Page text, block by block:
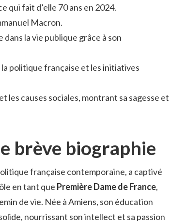
qui fait d’elle 70 ans en 2024.
Macron.
la vie publique grâce à son
la politique française et les initiatives
les causes sociales, montrant sa sagesse et
brève biographie
française contemporaine, a captivé
en tant que Première Dame de France,
de vie. Née à Amiens, son éducation
nourrissant son intellect et sa passion